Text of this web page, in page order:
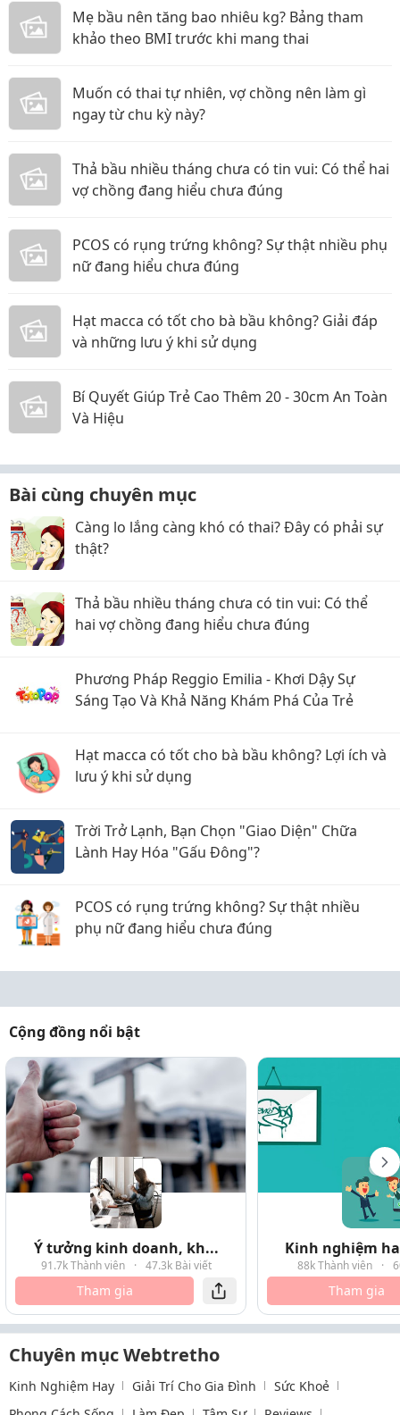
Mẹ bầu nên tăng bao nhiêu kg? Bảng tham
khảo theo BMI trước khi mang thai
Muốn có thai tự nhiên, vợ chồng nên làm gì
ngay từ chu kỳ này?
Thả bầu nhiều tháng chưa có tin vui: Có thể hai
vợ chồng đang hiểu chưa đúng
PCOS có rụng trứng không? Sự thật nhiều phụ
nữ đang hiểu chưa đúng
Hạt macca có tốt cho bà bầu không? Giải đáp
và những lưu ý khi sử dụng
Bí Quyết Giúp Trẻ Cao Thêm 20 - 30cm An Toàn
Và Hiệu
Bài cùng chuyên mục
Càng lo lắng càng khó có thai? Đây có phải sự
thật?
Thả bầu nhiều tháng chưa có tin vui: Có thể
hai vợ chồng đang hiểu chưa đúng
Phương Pháp Reggio Emilia - Khơi Dậy Sự
Sáng Tạo Và Khả Năng Khám Phá Của Trẻ
Hạt macca có tốt cho bà bầu không? Lợi ích và
lưu ý khi sử dụng
Trời Trở Lạnh, Bạn Chọn "Giao Diện" Chữa
Lành Hay Hóa "Gấu Đông"?
PCOS có rụng trứng không? Sự thật nhiều
phụ nữ đang hiểu chưa đúng
Cộng đồng nổi bật
Ý tưởng kinh doanh, kh...
91.7k Thành viên · 47.3k Bài viết
Tham gia
Kinh nghiệm
88k Thành viên ·
Tham gia
Chuyên mục Webtretho
Kinh Nghiệm Hay Giải Trí Cho Gia Đình
Sức Khoẻ